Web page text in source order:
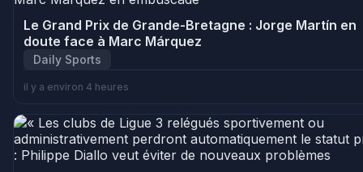
Le Grand Prix de Grande-Bretagne : Jorge Martín en
doute face à Marc Márquez
Daily Sports
il y a environ 4 heures